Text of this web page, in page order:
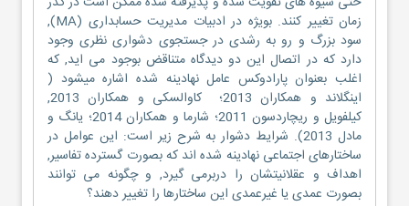
زمان تغییر کنند. بویژه در ادبیات مدیریت حسابداری (MA),
سود بزرگ و رو به رشدی در جستجوی دشواری نظری وجود
دارد که در اتصال این دو دیدگاه متناقض بوجود می اید, که
اغلب بعنوان پارادوکس عامل نهادینه شده اشاره میشود (
اینگلاند و همکاران 2013؛ کاوالسکی و همکاران 2013,
کیلفویل و ریچاردسون 2011؛ شارما و همکاران 2014؛ یانگ و
مادل 2013). شرایط دشوار به شرح زیر است: این عوامل در
ساختارهای اجتماعی نهادینه شده اند که بصورت گسترده تفاسیر,
اهداف و عقلانیتشان را دربرمی گیرد, و چگونه می توانند
بصورت عمدی یا غیرعمدی این ساختارها را تغییر دهند؟